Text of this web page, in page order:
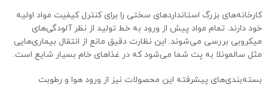
کارخانه‌های بزرگ استانداردهای سختی را برای کنترل کیفیت مواد اولیه
خود دارند. تمام مواد پیش از ورود به خط تولید از نظر آلودگی‌های
میکروبی بررسی می‌شوند. این نظارت دقیق مانع از انتقال بیماری‌هایی
مثل سالمونلا به پت شما می‌شود که در غذاهای خام بسیار شایع است.
بسته‌بندی‌های پیشرفته این محصولات نیز از ورود هوا و رطوبت